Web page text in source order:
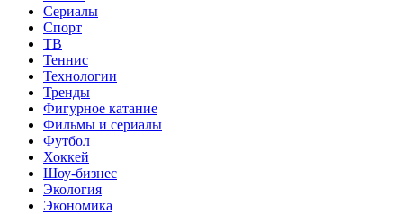
Сериалы
Спорт
ТВ
Теннис
Технологии
Тренды
Фигурное катание
Фильмы и сериалы
Футбол
Хоккей
Шоу-бизнес
Экология
Экономика